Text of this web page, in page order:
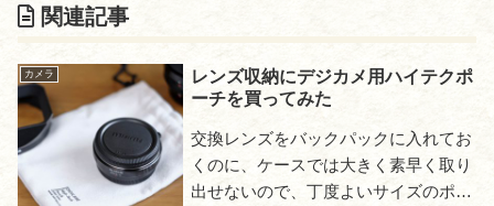
関連記事
カメラ
レンズ収納にデジカメ用ハイテクポ
ーチを買ってみた
交換レンズをバックパックに入れてお
くのに、ケースでは大きく素早く取り
出せないので、丁度よいサイズのポー